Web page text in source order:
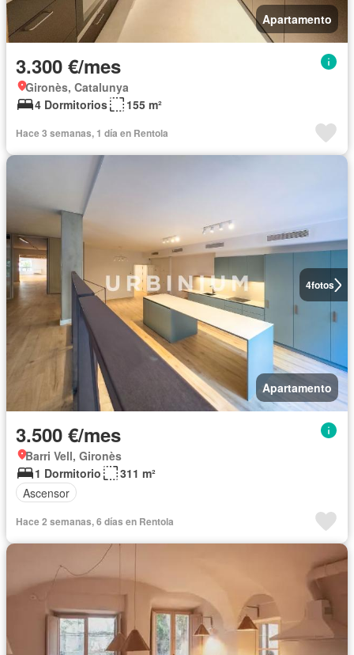
Apartamento
3.300 €/mes
Gironès, Catalunya
4 Dormitorios
155 m²
Hace 3 semanas, 1 día en Rentola
4fotos
Apartamento
3.500 €/mes
Barri Vell, Gironès
1 Dormitorio
311 m²
Ascensor
Hace 2 semanas, 6 días en Rentola